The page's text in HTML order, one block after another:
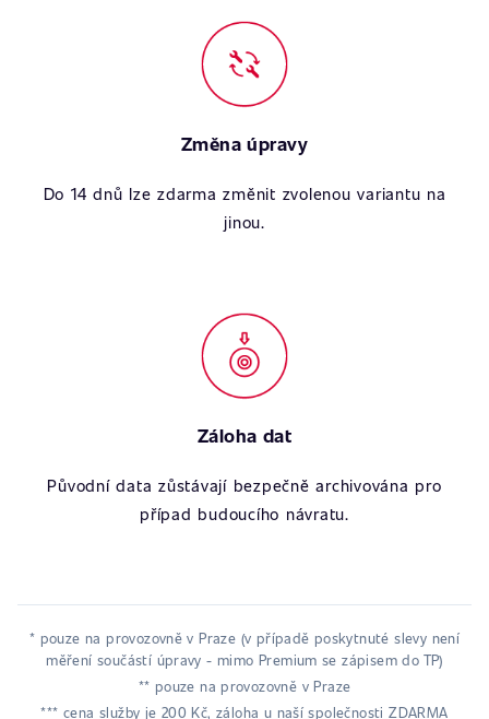
Změna úpravy
Do 14 dnů lze zdarma změnit zvolenou variantu na
jinou.
Záloha dat
Původní data zůstávají bezpečně archivována pro
případ budoucího návratu.
* pouze na provozovně v Praze (v případě poskytnuté slevy není
měření součástí úpravy - mimo Premium se zápisem do TP)
** pouze na provozovně v Praze
*** cena služby je 200 Kč, záloha u naší společnosti ZDARMA